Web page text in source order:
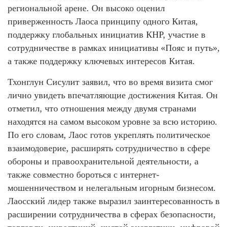
региональной арене. Он высоко оценил
приверженность Лаоса принципу одного Китая,
поддержку глобальных инициатив КНР, участие в
сотрудничестве в рамках инициативы «Пояс и путь»,
а также поддержку ключевых интересов Китая.
Тхонглун Сисулит заявил, что во время визита смог
лично увидеть впечатляющие достижения Китая. Он
отметил, что отношения между двумя странами
находятся на самом высоком уровне за всю историю.
По его словам, Лаос готов укреплять политическое
взаимодоверие, расширять сотрудничество в сфере
обороны и правоохранительной деятельности, а
также совместно бороться с интернет-
мошенничеством и нелегальным игорным бизнесом.
Лаосский лидер также выразил заинтересованность в
расширении сотрудничества в сферах безопасности,